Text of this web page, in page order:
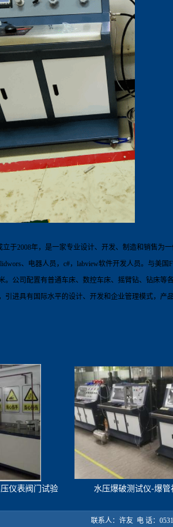
立于2008年，是一家专业设计、开发、制造和销售为一
、电器人员，c#，labview软件开发人员。与美国
。 公司配置有普通车床、数控车床、摇臂钻、钻床等
引进具有国际水平的设计、开发和企业管理模式，产
仪表阀门试验
水压爆破测试仪-爆管
联系人：许友 电 话：